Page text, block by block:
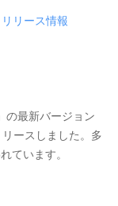
リリース情報
の最新バージョン
ースしました。多
ています。